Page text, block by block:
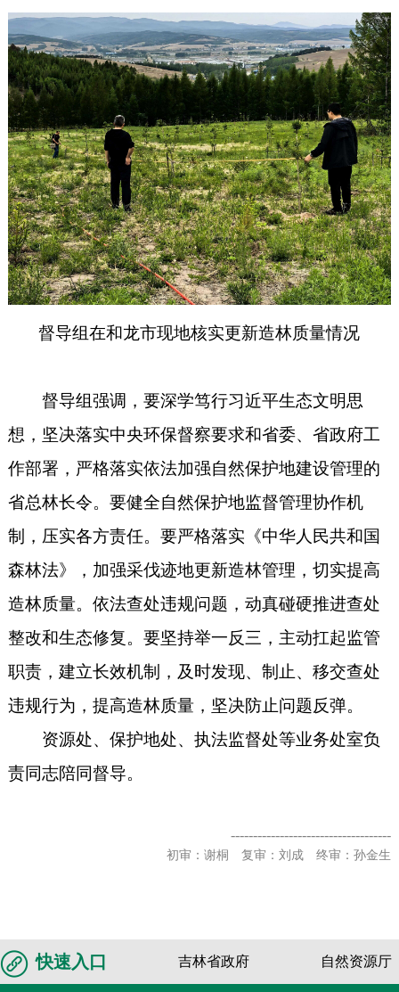
督导组在和龙市现地核实更新造林质量情况
督导组强调，要深学笃行习近平生态文明思
想，坚决落实中央环保督察要求和省委、省政府工
作部署，严格落实依法加强自然保护地建设管理的
省总林长令。要健全自然保护地监督管理协作机
制，压实各方责任。要严格落实《中华人民共和国
森林法》，加强采伐迹地更新造林管理，切实提高
造林质量。依法查处违规问题，动真碰硬推进查处
整改和生态修复。要坚持举一反三，主动扛起监管
职责，建立长效机制，及时发现、制止、移交查处
违规行为，提高造林质量，坚决防止问题反弹。
资源处、保护地处、执法监督处等业务处室负
责同志陪同督导。
------------------------------------
初审：谢桐 复审：刘成 终审：孙金生
快速入口 吉林省政府 自然资源厅